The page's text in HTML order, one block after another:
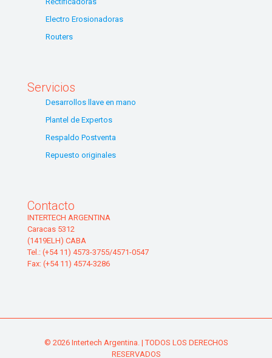
Electro Erosionadoras
Routers
Servicios
Desarrollos llave en mano
Plantel de Expertos
Respaldo Postventa
Repuesto originales
Contacto
INTERTECH ARGENTINA
Caracas 5312
(1419ELH) CABA
Tel.: (+54 11) 4573-3755/4571-0547
Fax: (+54 11) 4574-3286
© 2026 Intertech Argentina. | TODOS LOS DERECHOS
RESERVADOS